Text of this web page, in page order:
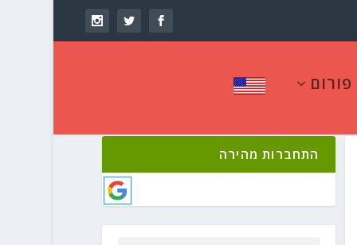
פורום
התחברות מהירה